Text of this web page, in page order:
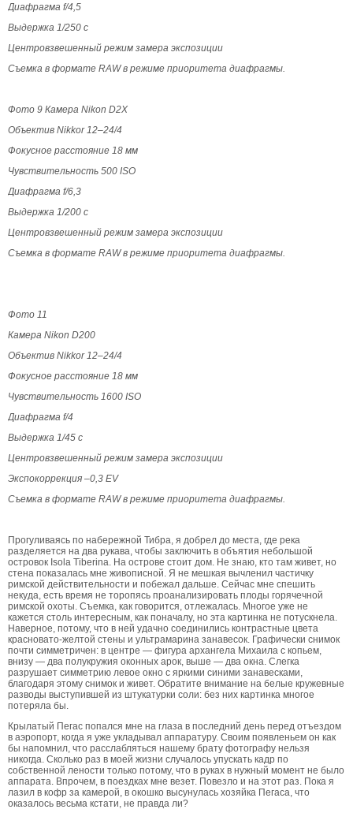
Диафрагма f/4,5
Выдержка 1/250 с
Центровзвешенный режим замера экспозиции
Съемка в формате RAW в режиме приоритета диафрагмы.
Фото 9 Камера Nikon D2Х
Объектив Nikkor 12–24/4
Фокусное расстояние 18 мм
Чувствительность 500 ISO
Диафрагма f/6,3
Выдержка 1/200 с
Центровзвешенный режим замера экспозиции
Съемка в формате RAW в режиме приоритета диафрагмы.
Фото 11
Камера Nikon D200
Объектив Nikkor 12–24/4
Фокусное расстояние 18 мм
Чувствительность 1600 ISO
Диафрагма f/4
Выдержка 1/45 с
Центровзвешенный режим замера экспозиции
Экспокоррекция –0,3 EV
Съемка в формате RAW в режиме приоритета диафрагмы.
Прогуливаясь по набережной Тибра, я добрел до места, где река
разделяется на два рукава, чтобы заключить в объятия небольшой
островок Isola Tiberina. На острове стоит дом. Не знаю, кто там живет, но
стена показалась мне живописной. Я не мешкая вычленил частичку
римской действительности и побежал дальше. Сейчас мне спешить
некуда, есть время не торопясь проанализировать плоды горячечной
римской охоты. Съемка, как говорится, отлежалась. Многое уже не
кажется столь интересным, как поначалу, но эта картинка не потускнела.
Наверное, потому, что в ней удачно соединились контрастные цвета
красновато-желтой стены и ультрамарина занавесок. Графически снимок
почти симметричен: в центре — фигура архангела Михаила с копьем,
внизу — два полукружия оконных арок, выше — два окна. Слегка
разрушает симметрию левое окно с яркими синими занавесками,
благодаря этому снимок и живет. Обратите внимание на белые кружевные
разводы выступившей из штукатурки соли: без них картинка многое
потеряла бы.
Крылатый Пегас попался мне на глаза в последний день перед отъездом
в аэропорт, когда я уже укладывал аппаратуру. Своим появленьем он как
бы напомнил, что расслабляться нашему брату фотографу нельзя
никогда. Сколько раз в моей жизни случалось упускать кадр по
собственной лености только потому, что в руках в нужный момент не было
аппарата. Впрочем, в поездках мне везет. Повезло и на этот раз. Пока я
лазил в кофр за камерой, в окошко высунулась хозяйка Пегаса, что
оказалось весьма кстати, не правда ли?